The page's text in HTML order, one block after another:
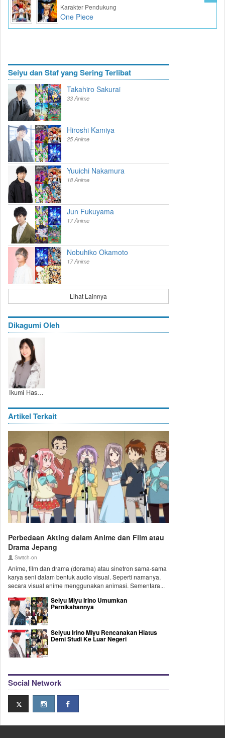
Karakter Pendukung
One Piece
Seiyu dan Staf yang Sering Terlibat
Takahiro Sakurai
33 Anime
Hiroshi Kamiya
25 Anime
Yuuichi Nakamura
18 Anime
Jun Fukuyama
17 Anime
Nobuhiko Okamoto
17 Anime
Lihat Lainnya
Dikagumi Oleh
Ikumi Hasegawa
Artikel Terkait
Perbedaan Akting dalam Anime dan Film atau
Drama Jepang
Switch-on
Anime, film dan drama (dorama) atau sinetron sama-sama
karya seni dalam bentuk audio visual. Seperti namanya,
secara visual anime menggunakan animasi. Sementara...
Seiyu Miyu Irino Umumkan
Pernikahannya
Seiyuu Irino Miyu Rencanakan Hiatus
Demi Studi Ke Luar Negeri
Social Network